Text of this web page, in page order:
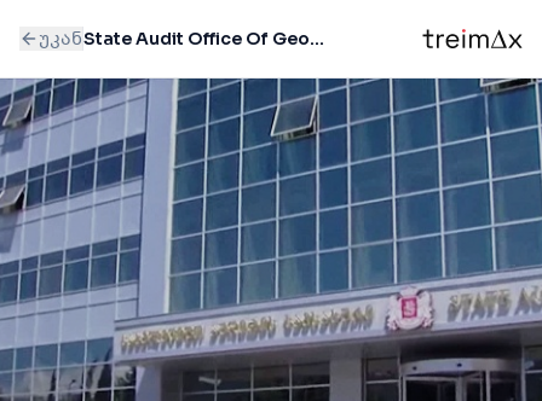
უკან State Audit Office Of Georgia